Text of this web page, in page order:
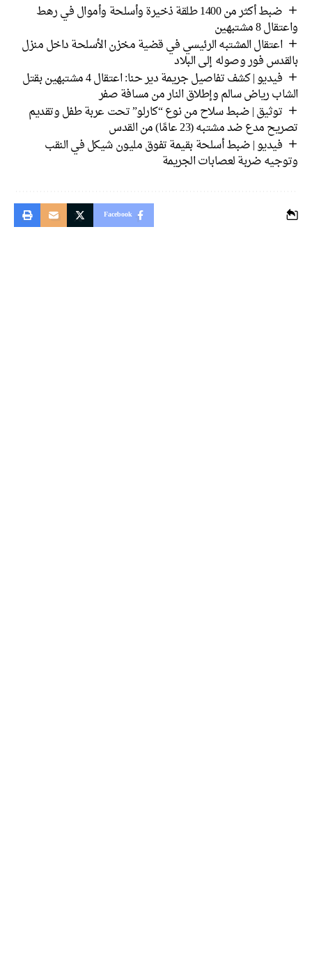
ضبط أكثر من 1400 طلقة ذخيرة وأسلحة وأموال في رهط
مشتبهين
اعتقال المشتبه الرئيسي في قضية مخزن الأسلحة داخل منزل
فور وصوله إلى البلاد
فيديو | كشف تفاصيل جريمة دير حنا: اعتقال 4 مشتبهين بقتل
رياض سالم وإطلاق النار من مسافة صفر
توثيق | ضبط سلاح من نوع “كارلو” تحت عربة طفل وتقديم
مدع ضد مشتبه (23 عامًا) من القدس
فيديو | ضبط أسلحة بقيمة تفوق مليون شيكل في النقب
ضربة لعصابات الجريمة
Facebook